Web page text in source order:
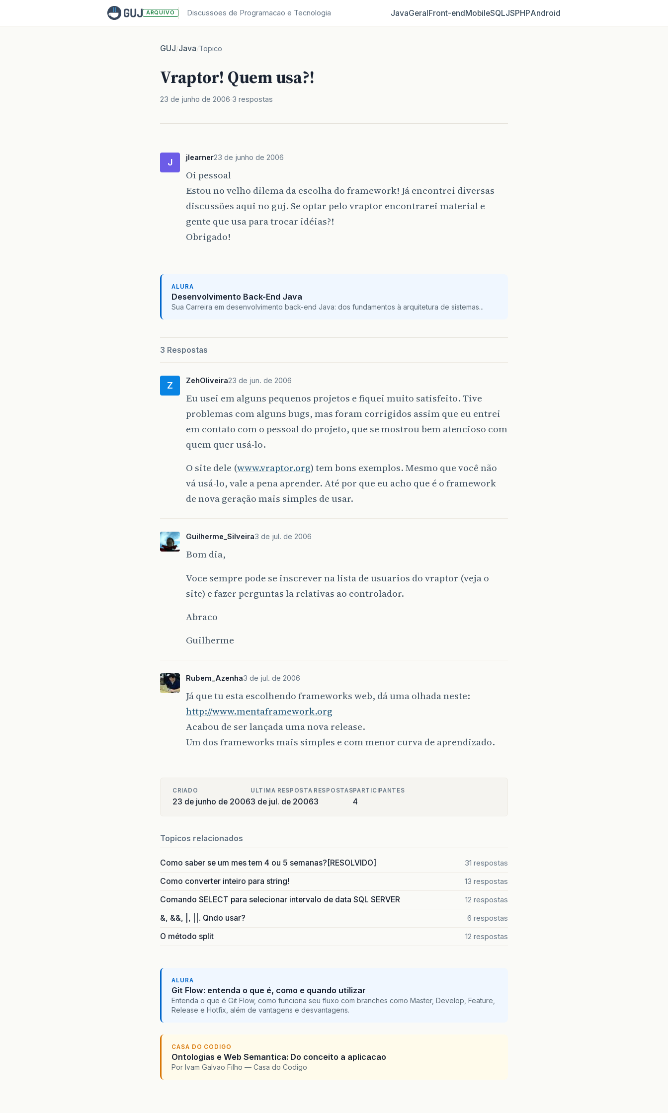
ARQUIVO Discussoes de Programacao e Tecnologia JavaGeralFront‑endMobileSQLJSPHPAndroid
GUJ/Java/Topico
Vraptor! Quem usa?!
23 de junho de 2006 3 respostas
J jlearner23 de junho de 2006
Oi pessoal
Estou no velho dilema da escolha do framework! Já encontrei diversas
discussões aqui no guj. Se optar pelo vraptor encontrarei material e
gente que usa para trocar idéias?!
Obrigado!
ALURA
Desenvolvimento Back-End Java
Sua Carreira em desenvolvimento back-end Java: dos fundamentos à arquitetura de sistemas...
3 Respostas
Z ZehOliveira23 de jun. de 2006
Eu usei em alguns pequenos projetos e fiquei muito satisfeito. Tive
problemas com alguns bugs, mas foram corrigidos assim que eu entrei
em contato com o pessoal do projeto, que se mostrou bem atencioso com
quem quer usá-lo.
O site dele (www.vraptor.org) tem bons exemplos. Mesmo que você não
vá usá-lo, vale a pena aprender. Até por que eu acho que é o framework
de nova geração mais simples de usar.
Guilherme_Silveira3 de jul. de 2006
Bom dia,
Voce sempre pode se inscrever na lista de usuarios do vraptor (veja o
site) e fazer perguntas la relativas ao controlador.
Abraco
Guilherme
Rubem_Azenha3 de jul. de 2006
Já que tu esta escolhendo frameworks web, dá uma olhada neste:
http://www.mentaframework.org
Acabou de ser lançada uma nova release.
Um dos frameworks mais simples e com menor curva de aprendizado.
CRIADO
23 de junho de 2006
ULTIMA RESPOSTA
3 de jul. de 2006
RESPOSTAS
3
PARTICIPANTES
4
Topicos relacionados
Como saber se um mes tem 4 ou 5 semanas?[RESOLVIDO] 31 respostas
Como converter inteiro para string! 13 respostas
Comando SELECT para selecionar intervalo de data SQL SERVER 12 respostas
&, &&, |, ||. Qndo usar? 6 respostas
O método split 12 respostas
ALURA
Git Flow: entenda o que é, como e quando utilizar
Entenda o que é Git Flow, como funciona seu fluxo com branches como Master, Develop, Feature,
Release e Hotfix, além de vantagens e desvantagens.
CASA DO CODIGO
Ontologias e Web Semantica: Do conceito a aplicacao
Por Ivam Galvao Filho — Casa do Codigo